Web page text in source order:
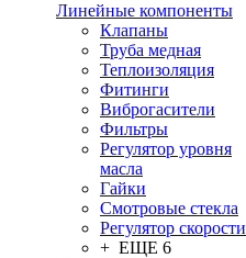
Линейные компоненты
Клапаны
Труба медная
Теплоизоляция
Фитинги
Виброгасители
Фильтры
Регулятор уровня
масла
Гайки
Смотровые стекла
Регулятор скорости
+ ЕЩЕ 6